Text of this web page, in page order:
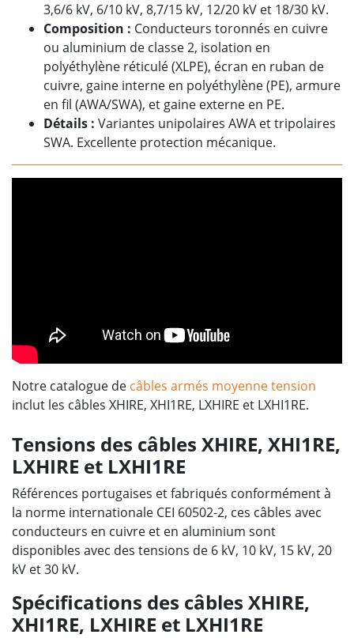
3,6/6 kV, 6/10 kV, 8,7/15 kV, 12/20 kV et 18/30 kV.
Composition : Conducteurs toronnés en cuivre
ou aluminium de classe 2, isolation en
polyéthylène réticulé (XLPE), écran en ruban de
cuivre, gaine interne en polyéthylène (PE), armure
en fil (AWA/SWA), et gaine externe en PE.
Détails : Variantes unipolaires AWA et tripolaires
SWA. Excellente protection mécanique.
Notre catalogue de câbles armés moyenne tension
inclut les câbles XHIRE, XHI1RE, LXHIRE et LXHI1RE.
Tensions des câbles XHIRE, XHI1RE,
LXHIRE et LXHI1RE
Références portugaises et fabriqués conformément à
la norme internationale CEI 60502-2, ces câbles avec
conducteurs en cuivre et en aluminium sont
disponibles avec des tensions de 6 kV, 10 kV, 15 kV, 20
kV et 30 kV.
Spécifications des câbles XHIRE,
XHI1RE, LXHIRE et LXHI1RE